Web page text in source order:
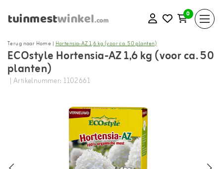
0
Terug naar Home |Hortensia-AZ 1,6 kg (voor ca. 50 planten)
ECOstyle Hortensia-AZ 1,6 kg (voor ca. 50
planten)
| Artikelnummer: 1102661